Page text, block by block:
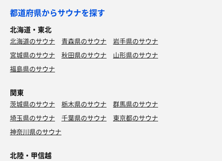
都道府県からサウナを探す
北海道・東北
北海道のサウナ 青森県のサウナ
岩手県のサウナ
宮城県のサウナ
秋田県のサウナ
山形県のサウナ
福島県のサウナ
関東
茨城県のサウナ 栃木県のサウナ
群馬県のサウナ
埼玉県のサウナ
千葉県のサウナ
東京都のサウナ
神奈川県のサウナ
北陸・甲信越